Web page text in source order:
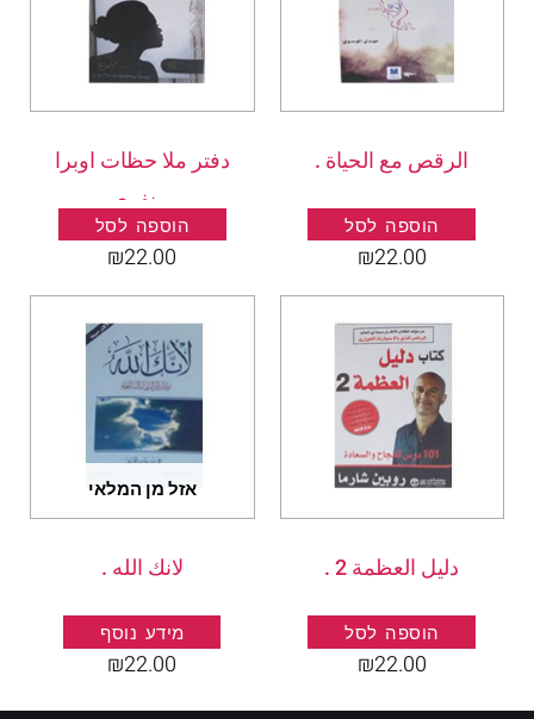
الرقص مع الحياة .
הוספה לסל
₪22.00
دفتر ملا حظات اوبرا
وينفري
הוספה לסל
₪22.00
دليل العظمة 2 .
הוספה לסל
₪22.00
אזל מן המלאי
لانك الله .
מידע נוסף
₪22.00